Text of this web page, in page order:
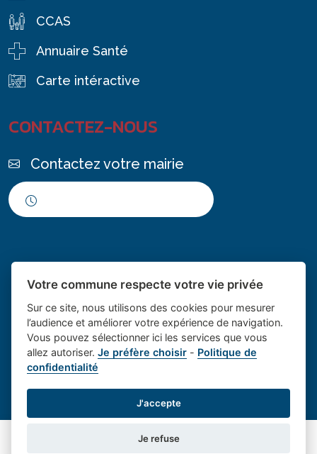
CCAS
Annuaire Santé
Carte intéractive
CONTACTEZ-NOUS
Contactez votre mairie
Place du village la solution web
et appli des collectivités
- Le village de
Mentions légales- Gestion des cookies
Votre commune respecte votre vie privée
Sur ce site, nous utilisons des cookies pour mesurer
l’audience et améliorer votre expérience de navigation.
Vous pouvez sélectionner ici les services que vous
allez autoriser.Je préfère choisir - Politique de
confidentialité
J'accepte
Je refuse